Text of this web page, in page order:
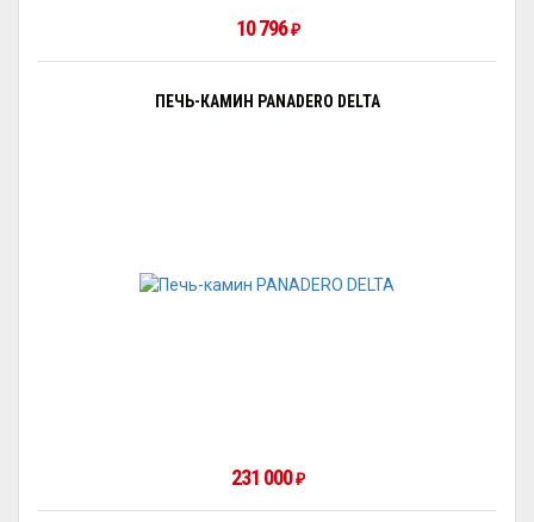
10 796₽
ПЕЧЬ-КАМИН PANADERO DELTA
231 000₽